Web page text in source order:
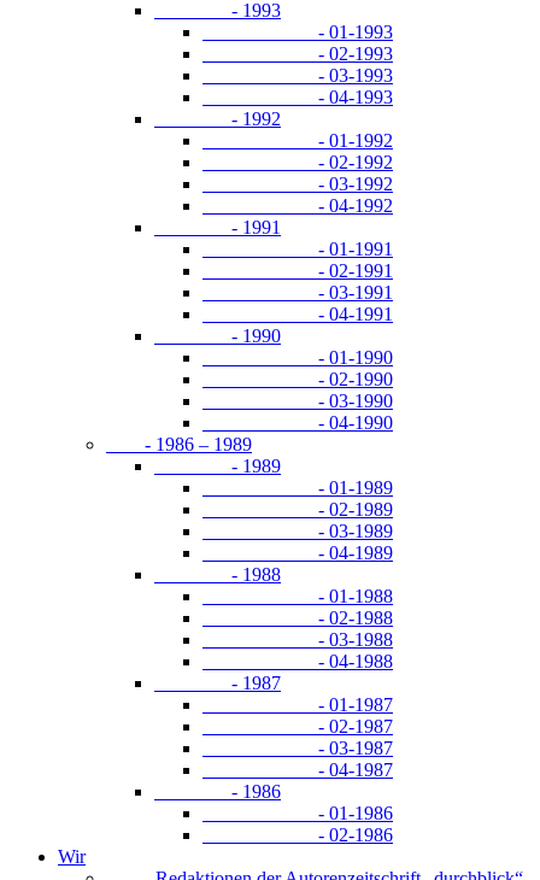
- 1993
- 01-1993
- 02-1993
- 03-1993
- 04-1993
- 1992
- 01-1992
- 02-1992
- 03-1992
- 04-1992
- 1991
- 01-1991
- 02-1991
- 03-1991
- 04-1991
- 1990
- 01-1990
- 02-1990
- 03-1990
- 04-1990
- 1986 – 1989
- 1989
- 01-1989
- 02-1989
- 03-1989
- 04-1989
- 1988
- 01-1988
- 02-1988
- 03-1988
- 04-1988
- 1987
- 01-1987
- 02-1987
- 03-1987
- 04-1987
- 1986
- 01-1986
- 02-1986
Wir